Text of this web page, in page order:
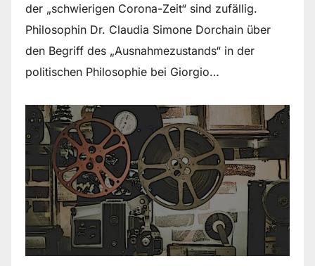
der „schwierigen Corona-Zeit“ sind zufällig.
Philosophin Dr. Claudia Simone Dorchain über
den Begriff des „Ausnahmezustands“ in der
politischen Philosophie bei Giorgio…